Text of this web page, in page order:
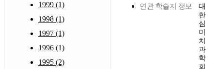
1999 (1)
1998 (1)
1997 (1)
1996 (1)
1995 (2)
연관 학술지 정보
대
한
심
미
치
과
학
회